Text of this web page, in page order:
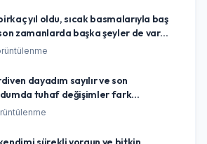
çalışıyor? Çok
yapmalıyım?
yıl oldu, sıcak basmalarıyla baş
zamanlarda başka şeyler de var
uyku düzenimin bozulması, bir de
mi kuruntu yapıyorum?
dayadım sayılır ve son
tuhaf değişimler fark
gece terlemeleri, uykuya dalmada
adet dönemlerim biraz düzensizleşti.